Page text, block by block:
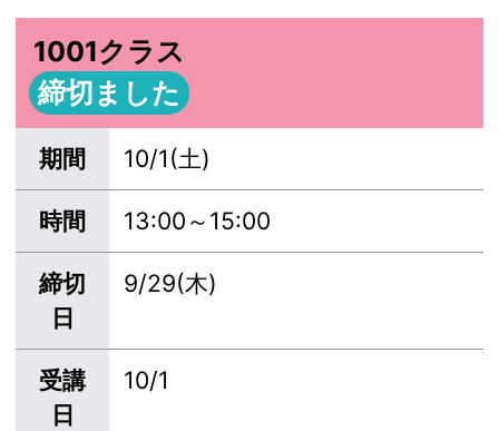
1001クラス
締切ました
期間 10/1(土)
時間 13:00～15:00
締切
日
9/29(木)
受講
日
10/1